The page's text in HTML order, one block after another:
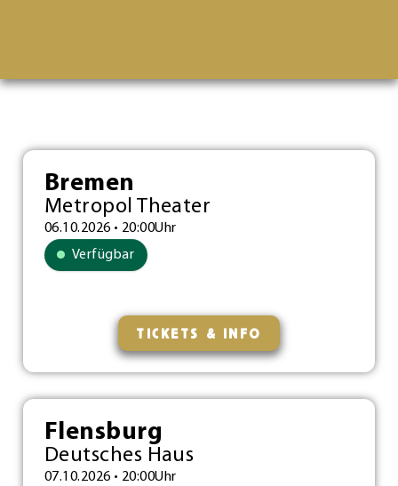
Bremen
Metropol Theater
06.10.2026 • 20:00Uhr
Verfügbar
TICKETS & INFO
Flensburg
Deutsches Haus
07.10.2026 • 20:00Uhr